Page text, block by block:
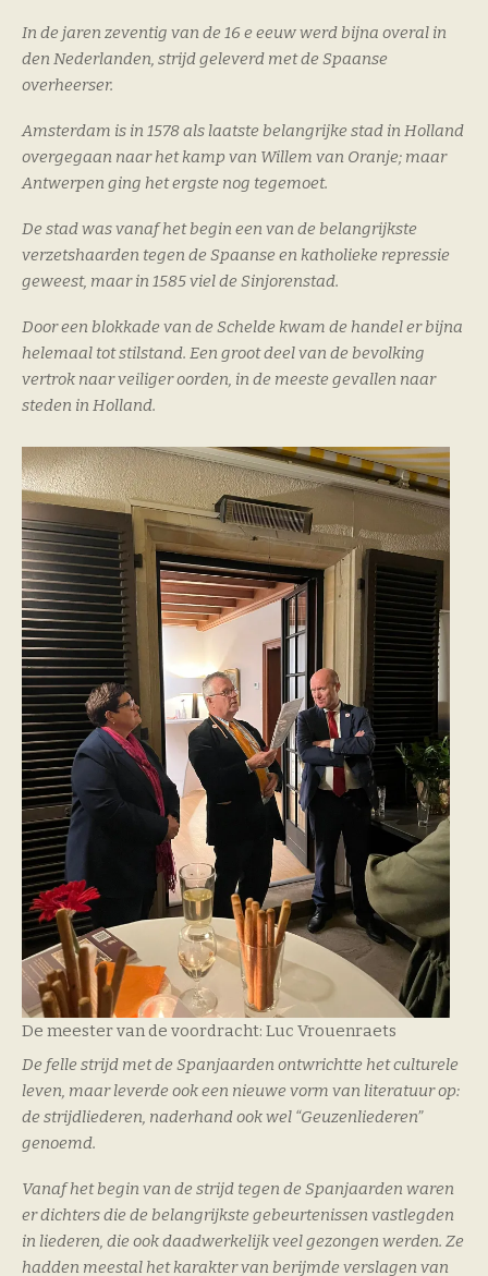
In de jaren zeventig van de 16 e eeuw werd bijna overal in
den Nederlanden, strijd geleverd met de Spaanse
overheerser.
Amsterdam is in 1578 als laatste belangrijke stad in Holland
overgegaan naar het kamp van Willem van Oranje; maar
Antwerpen ging het ergste nog tegemoet.
De stad was vanaf het begin een van de belangrijkste
verzetshaarden tegen de Spaanse en katholieke repressie
geweest, maar in 1585 viel de Sinjorenstad.
Door een blokkade van de Schelde kwam de handel er bijna
helemaal tot stilstand. Een groot deel van de bevolking
vertrok naar veiliger oorden, in de meeste gevallen naar
steden in Holland.
De meester van de voordracht: Luc Vrouenraets
De felle strijd met de Spanjaarden ontwrichtte het culturele
leven, maar leverde ook een nieuwe vorm van literatuur op:
de strijdliederen, naderhand ook wel “Geuzenliederen”
genoemd.
Vanaf het begin van de strijd tegen de Spanjaarden waren
er dichters die de belangrijkste gebeurtenissen vastlegden
in liederen, die ook daadwerkelijk veel gezongen werden. Ze
hadden meestal het karakter van berijmde verslagen van